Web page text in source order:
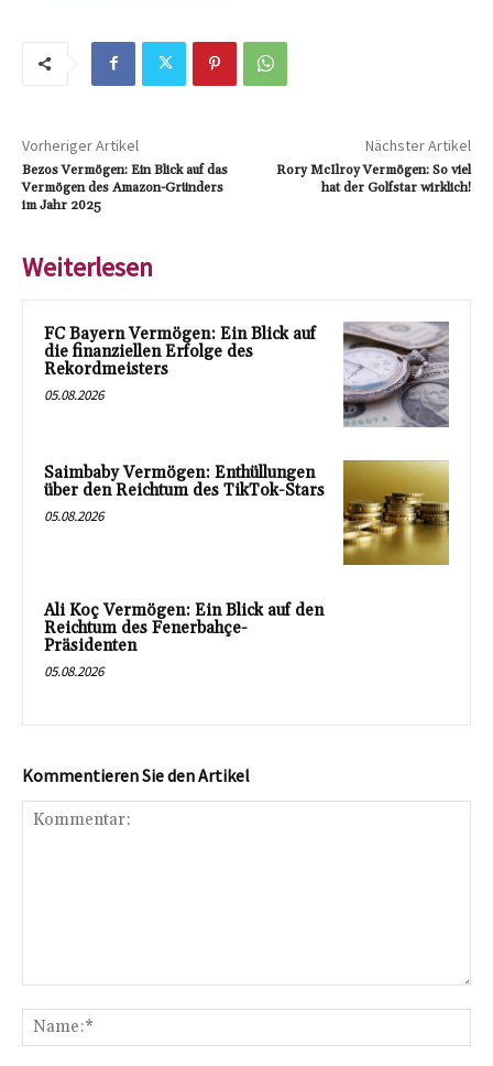
Vorheriger Artikel
Bezos Vermögen: Ein Blick auf das
Vermögen des Amazon-Gründers
im Jahr 2025
Nächster Artikel
Rory McIlroy Vermögen: So viel
hat der Golfstar wirklich!
Weiterlesen
FC Bayern Vermögen: Ein Blick auf
die finanziellen Erfolge des
Rekordmeisters
05.08.2026
Saimbaby Vermögen: Enthüllungen
über den Reichtum des TikTok-Stars
05.08.2026
Ali Koç Vermögen: Ein Blick auf den
Reichtum des Fenerbahçe-
Präsidenten
05.08.2026
Kommentieren Sie den Artikel